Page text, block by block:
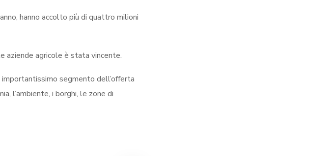
hanno accolto più di quattro milioni
aziende agricole è stata vincente.
segmento dell’offerta
l’ambiente, i borghi, le zone di